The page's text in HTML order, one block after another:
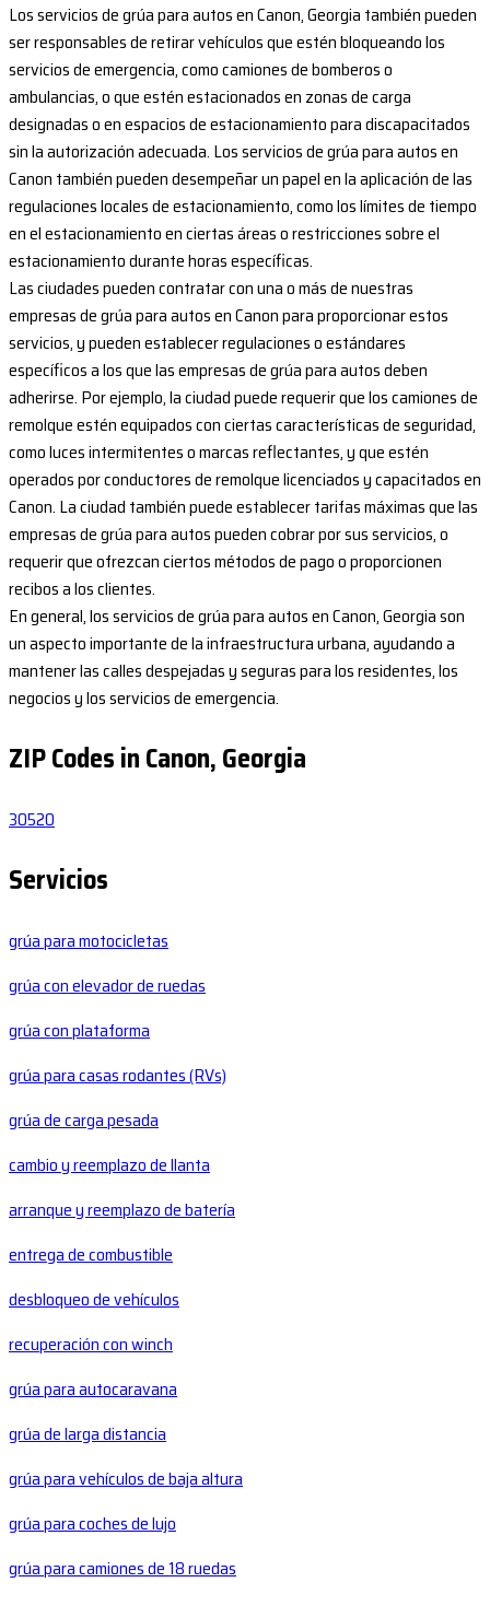
Los servicios de grúa para autos en Canon, Georgia también pueden
ser responsables de retirar vehículos que estén bloqueando los
servicios de emergencia, como camiones de bomberos o
ambulancias, o que estén estacionados en zonas de carga
designadas o en espacios de estacionamiento para discapacitados
sin la autorización adecuada. Los servicios de grúa para autos en
Canon también pueden desempeñar un papel en la aplicación de las
regulaciones locales de estacionamiento, como los límites de tiempo
en el estacionamiento en ciertas áreas o restricciones sobre el
estacionamiento durante horas específicas.
Las ciudades pueden contratar con una o más de nuestras
empresas de grúa para autos en Canon para proporcionar estos
servicios, y pueden establecer regulaciones o estándares
específicos a los que las empresas de grúa para autos deben
adherirse. Por ejemplo, la ciudad puede requerir que los camiones de
remolque estén equipados con ciertas características de seguridad,
como luces intermitentes o marcas reflectantes, y que estén
operados por conductores de remolque licenciados y capacitados en
Canon. La ciudad también puede establecer tarifas máximas que las
empresas de grúa para autos pueden cobrar por sus servicios, o
requerir que ofrezcan ciertos métodos de pago o proporcionen
recibos a los clientes.
En general, los servicios de grúa para autos en Canon, Georgia son
un aspecto importante de la infraestructura urbana, ayudando a
mantener las calles despejadas y seguras para los residentes, los
negocios y los servicios de emergencia.
ZIP Codes in Canon, Georgia
30520
Servicios
grúa para motocicletas
grúa con elevador de ruedas
grúa con plataforma
grúa para casas rodantes (RVs)
grúa de carga pesada
cambio y reemplazo de llanta
arranque y reemplazo de batería
entrega de combustible
desbloqueo de vehículos
recuperación con winch
grúa para autocaravana
grúa de larga distancia
grúa para vehículos de baja altura
grúa para coches de lujo
grúa para camiones de 18 ruedas